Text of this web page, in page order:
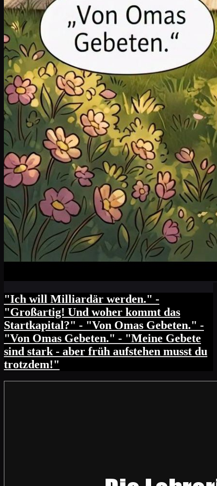
"Ich will Milliardär werden." -
"Großartig! Und woher kommt das
Startkapital?" - "Von Omas Gebeten." -
"Von Omas Gebeten." - "Meine Gebete
sind stark - aber früh aufstehen musst du
trotzdem!"